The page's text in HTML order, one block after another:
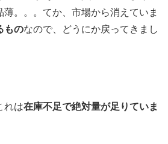
薄。。。てか、市場から消えていま
ものなので、どうにか戻ってきまし
れは在庫不足で絶対量が足りていま